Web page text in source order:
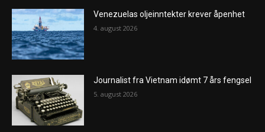
Venezuelas oljeinntekter krever åpenhet
4. august 2026
Journalist fra Vietnam idømt 7 års fengsel
5. august 2026